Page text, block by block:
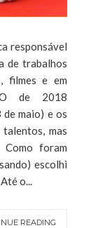
responsável
de trabalhos
filmes e em
O de 2018
maio) e os
mas
Como foram
escolhi
o...
READING